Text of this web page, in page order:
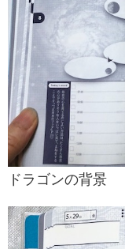
ドラゴンの背景